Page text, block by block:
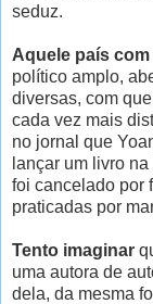
seduz.
Aquele país
político amplo,
diversas, com
cada vez mais
no jornal que
lançar um livro
foi cancelado por
praticadas por
Tento imaginar
uma autora de
dela, da mesma